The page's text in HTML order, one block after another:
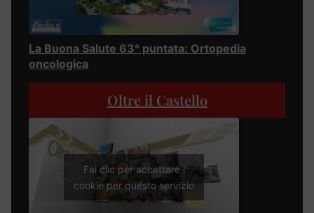
La Buona Salute 63° puntata: Ortopedia
oncologica
Oltre il Castello
Fai clic per accettare i
cookie per questo servizio